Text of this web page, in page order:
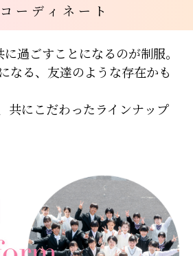
ーディネート
過ごすことになるのが制服。
なる、 友達のような存在かも
共にこだわったラインナップ